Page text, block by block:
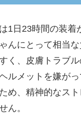
1日23時間の装着
んにとって相当
く、皮膚トラブ
ルメットを嫌が
め、精神的なス
ん。